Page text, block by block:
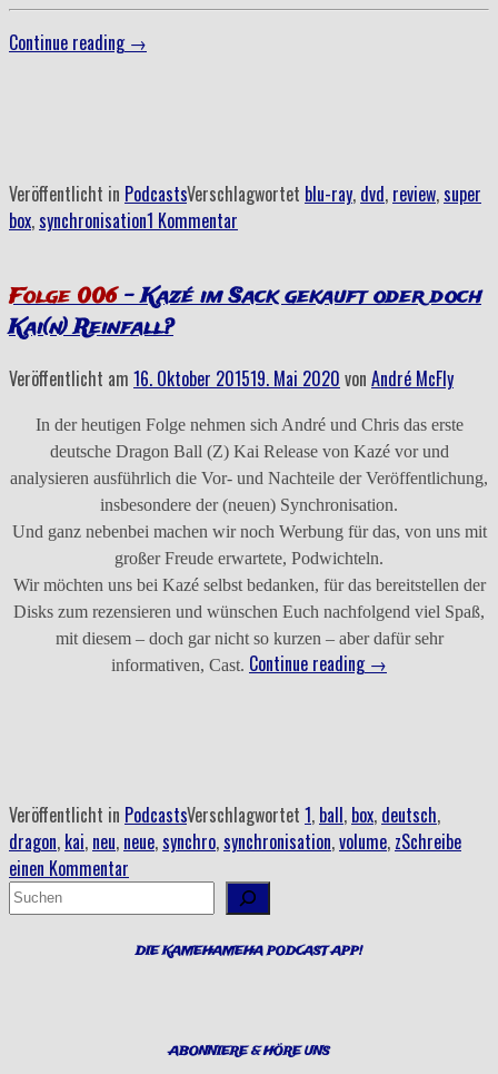
Continue reading „Folge
→
Veröffentlicht in PodcastsVerschlagwortet blu-ray, dvd, review,super
box,synchronisation1 Kommentar
Folge 006– Kazé im Sack gekauft oder doch
Kai(n) Reinfall?
Veröffentlicht am 16. Oktober 201519. Mai 2020 von André McFly
In der heutigen Folge nehmen sich André und Chris das erste
deutsche Dragon Ball (Z) Kai Release von Kazé vor und
analysieren ausführlich die Vor- und Nachteile der Veröffentlichung,
insbesondere der (neuen) Synchronisation.
Und ganz nebenbei machen wir noch Werbung für das, von uns mit
großer Freude erwartete, Podwichteln.
Wir möchten uns bei Kazé selbst bedanken, für das bereitstellen der
Disks zum rezensieren und wünschen Euch nachfolgend viel Spaß,
mit diesem – doch gar nicht so kurzen – aber dafür sehr
informativen, Cast. Continue reading „Folge
gekauft
oder
→
Veröffentlicht in PodcastsVerschlagwortet 1, ball, box, deutsch,
dragon, kai, neu, neue,synchro,synchronisation,volume, zSchreibe
einen Kommentar
Suchen
DIE KAMEHAMEHA PODCAST APP!
ABONNIERE & HÖRE UNS